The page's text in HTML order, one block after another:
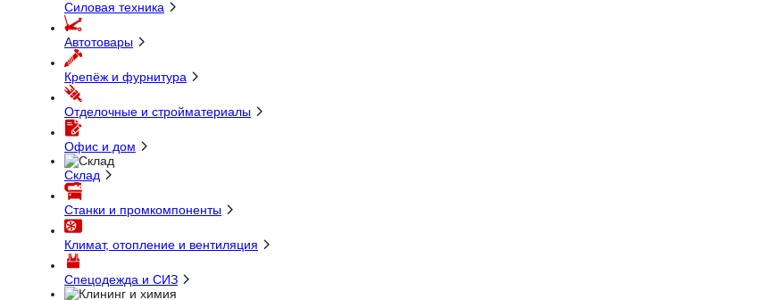
Силовая техника
Автотовары
Крепёж и фурнитура
Отделочные и стройматериалы
Офис и дом
Склад
Станки и промкомпоненты
Климат, отопление и вентиляция
Спецодежда и СИЗ